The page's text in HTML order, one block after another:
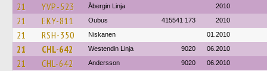
21 YVP-523 Åbergin Linja 2010
21 EKY-811 Oubus 415541 173 2010
21 RSH-350 Niskanen 01.2010
21 CHL-642 Westendin Linja 9020 06.2010
21 CHL-642 Andersson 9020 06.2010